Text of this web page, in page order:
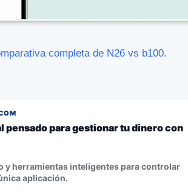
completa de N26 vs b100.
pensado para gestionar tu dinero con
y herramientas inteligentes para controlar
aplicación.